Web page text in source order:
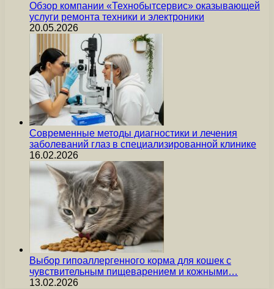
Обзор компании «Технобытсервис» оказывающей
услуги ремонта техники и электроники
20.05.2026
Современные методы диагностики и лечения
заболеваний глаз в специализированной клинике
16.02.2026
Выбор гипоаллергенного корма для кошек с
чувствительным пищеварением и кожными…
13.02.2026